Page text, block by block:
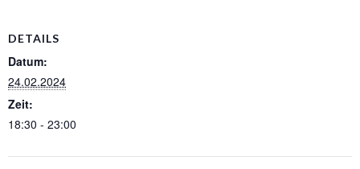
DETAILS
Datum:
24.02.2024
Zeit:
18:30 - 23:00